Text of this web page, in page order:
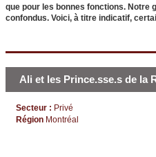
que pour les bonnes fonctions. Notre
confondus. Voici, à titre indicatif,
Ali et les Prince.sse.s de la
Secteur : Privé
Région Montréal